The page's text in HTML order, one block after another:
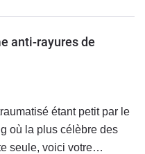
anti-rayures de
étant petit par le
où la plus célèbre des
seule, voici votre